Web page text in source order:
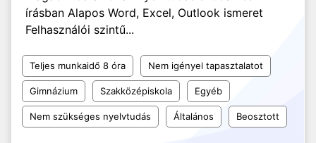
írásban Alapos Word, Excel, Outlook ismeret
Felhasználói szintű...
Teljes munkaidő 8 óra Nem igényel tapasztalatot
Gimnázium Szakközépiskola Egyéb
Nem szükséges nyelvtudás Általános Beosztott